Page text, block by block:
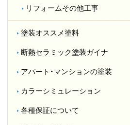
リフォームその他工事
塗装オススメ塗料
断熱セラミック塗装ガイナ
アパート・マンションの塗装
カラーシミュレーション
各種保証について